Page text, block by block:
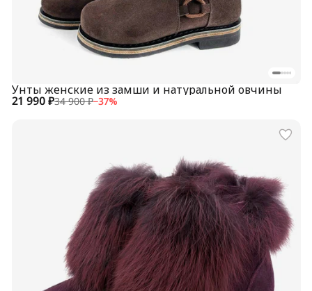
21 990 ₽34 900 ₽−37%
Унты женские из замши и натуральной овчины